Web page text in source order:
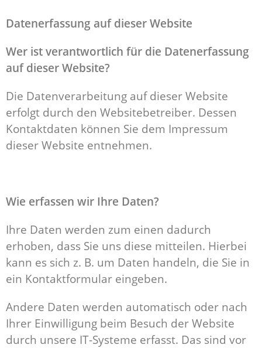
Datenerfassung auf dieser Website
Wer ist verantwortlich für die Datenerfassung
auf dieser Website?
Die Datenverarbeitung auf dieser Website
erfolgt durch den Websitebetreiber. Dessen
Kontaktdaten können Sie dem Impressum
dieser Website entnehmen.
Wie erfassen wir Ihre Daten?
Ihre Daten werden zum einen dadurch
erhoben, dass Sie uns diese mitteilen. Hierbei
kann es sich z. B. um Daten handeln, die Sie in
ein Kontaktformular eingeben.
Andere Daten werden automatisch oder nach
Ihrer Einwilligung beim Besuch der Website
durch unsere IT-Systeme erfasst. Das sind vor